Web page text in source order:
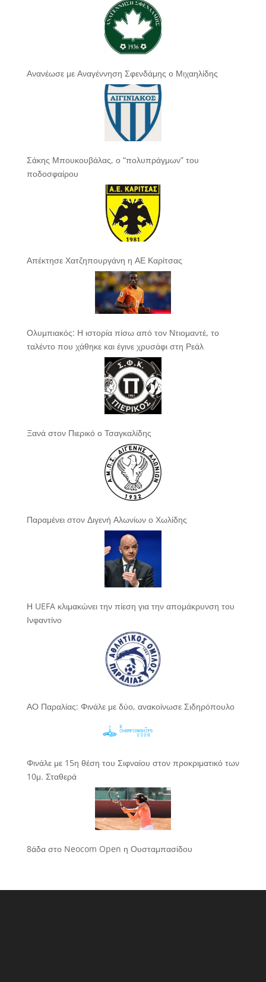
Ανανέωσε με Αναγέννηση Σφενδάμης ο Μιχαηλίδης
Σάκης Μπουκουβάλας, ο “πολυπράγμων” του
ποδοσφαίρου
Απέκτησε Χατζηπουργάνη η ΑΕ Καρίτσας
Ολυμπιακός: Η ιστορία πίσω από τον Ντιομαντέ, το
ταλέντο που χάθηκε και έγινε χρυσάφι στη Ρεάλ
Ξανά στον Πιερικό ο Τσαγκαλίδης
Παραμένει στον Διγενή Αλωνίων ο Χωλίδης
Η UEFA κλιμακώνει την πίεση για την απομάκρυνση του
Ινφαντίνο
ΑΟ Παραλίας: Φινάλε με δύο, ανακοίνωσε Σιδηρόπουλο
Φινάλε με 15η θέση του Σιφναίου στον προκριματικό των
10μ. Σταθερά
8άδα στο Neocom Open η Ουσταμπασίδου